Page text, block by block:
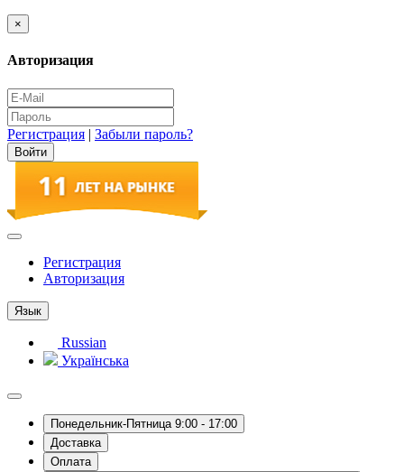
×
Авторизация
Регистрация | Забыли пароль?
Регистрация
Авторизация
Язык
Russian
Українська
Понедельник-Пятница 9:00 - 17:00
Доставка
Оплата